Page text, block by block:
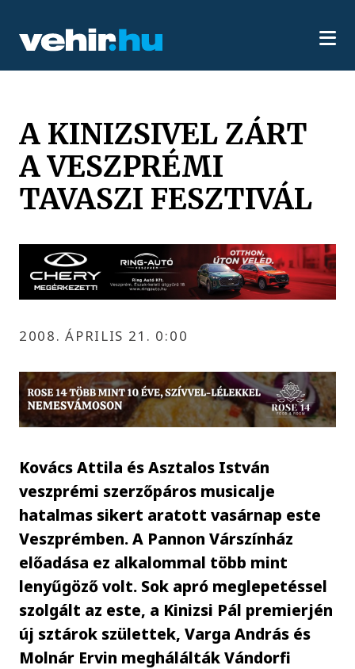
A KINIZSIVEL ZÁRT
A VESZPRÉMI
TAVASZI FESZTIVÁL
2008. ÁPRILIS 21. 0:00
Kovács Attila és Asztalos István
veszprémi szerzőpáros musicalje
hatalmas sikert aratott vasárnap este
Veszprémben. A Pannon Várszínház
előadása ez alkalommal több mint
lenyűgöző volt. Sok apró meglepetéssel
szolgált az este, a Kinizsi Pál premierjén
új sztárok születtek, Varga András és
Molnár Ervin meghálálták Vándorfi